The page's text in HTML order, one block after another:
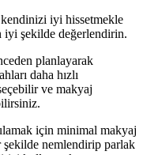
iyi hissetmekle
iyi şekilde değerlendirin.
planlayarak
daha hızlı
ve makyaj
için minimal makyaj
nemlendirip parlak